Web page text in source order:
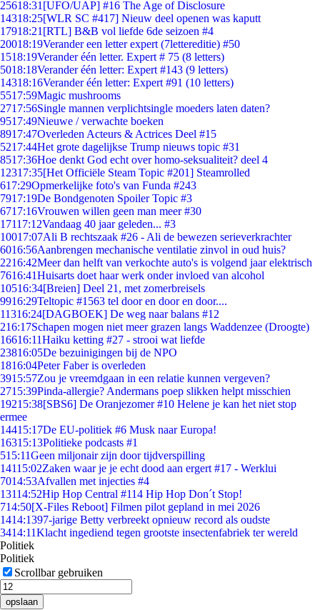
25618:31 [UFO/UAP] #16 The Age of Disclosure
14318:25[WLR SC #417] Nieuw deel openen was kaputt
17918:21 [RTL] B&B vol liefde 6de seizoen #4
20018:19Verander een letter expert (7lettereditie) #50
1518:19Verander één letter. Expert # 75 (8 letters)
5018:18Verander één letter: Expert #143 (9 letters)
14318:16Verander één letter: Expert #91 (10 letters)
5517:59Magic mushrooms
2717:56Single mannen verplichtsingle moeders laten daten?
9517:49Nieuwe / verwachte boeken
8917:47Overleden Acteurs & Actrices Deel #15
5217:44Het grote dagelijkse Trump nieuws topic #31
8517:36Hoe denkt God echt over homo-seksualiteit? deel 4
12317:35[Het Officiële Steam Topic #201] Steamrolled
617:29Opmerkelijke foto's van Funda #243
7917:19De Bondgenoten Spoiler Topic #3
6717:16Vrouwen willen geen man meer #30
17117:12Vandaag 40 jaar geleden... #3
10017:07Ali B rechtszaak #26 - Ali de bewezen serieverkrachter
6016:56Aanbrengen mechanische ventilatie zinvol in oud huis?
2216:42Meer dan helft van verkochte auto's is volgend jaar elektrisch
7616:41Huisarts doet haar werk onder invloed van alcohol
10516:34[Breien] Deel 21, met zomerbreisels
9916:29Teltopic #1563 tel door en door en door....
11316:24[DAGBOEK] De weg naar balans #12
216:17Schapen mogen niet meer grazen langs Waddenzee (Droogte)
16616:11Haiku ketting #27 - strooi wat liefde
23816:05De bezuinigingen bij de NPO
1816:04Peter Faber is overleden
3915:57Zou je vreemdgaan in een relatie kunnen vergeven?
2715:39Pinda-allergie? Andermans poep slikken helpt misschien
19215:38[SBS6] De Oranjezomer #10 Helene je kan het niet stop
ermee
14415:17De EU-politiek #6 Musk naar Europa!
16315:13Politieke podcasts #1
515:11Geen miljonair zijn door tijdverspilling
14115:02Zaken waar je je echt dood aan ergert #17 - Werklui
7014:53Afvallen met injecties #4
13114:52Hip Hop Central #114 Hip Hop Don´t Stop!
714:50[X-Files Reboot] Filmen pilot gepland in mei 2026
1414:1397-jarige Betty verbreekt opnieuw record als oudste
3414:11Klacht ingediend tegen grootste insectenfabriek ter wereld
Politiek
Politiek
Scrollbar gebruiken
opslaan